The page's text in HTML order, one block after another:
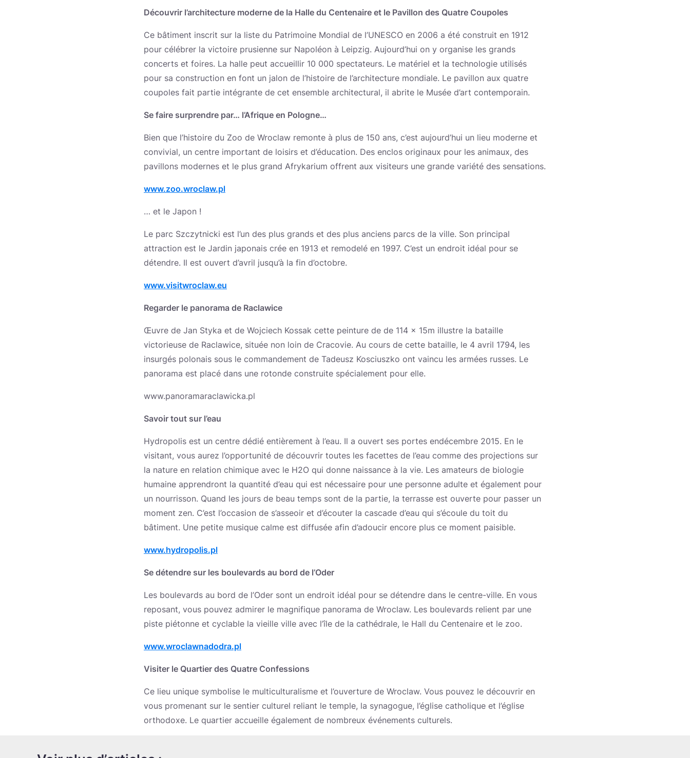
Découvrir l’architecture moderne de la Halle du Centenaire et le Pavillon des Quatre Coupoles
Ce bâtiment inscrit sur la liste du Patrimoine Mondial de l’UNESCO en 2006 a été construit en 1912
pour célébrer la victoire prusienne sur Napoléon à Leipzig. Aujourd’hui on y organise les grands
concerts et foires. La halle peut accueillir 10 000 spectateurs. Le matériel et la technologie utilisés
pour sa construction en font un jalon de l’histoire de l’architecture mondiale. Le pavillon aux quatre
coupoles fait partie intégrante de cet ensemble architectural, il abrite le Musée d’art contemporain.
Se faire surprendre par… l’Afrique en Pologne…
Bien que l’histoire du Zoo de Wroclaw remonte à plus de 150 ans, c’est aujourd’hui un lieu moderne et
convivial, un centre important de loisirs et d’éducation. Des enclos originaux pour les animaux, des
pavillons modernes et le plus grand Afrykarium offrent aux visiteurs une grande variété des sensations.
www.zoo.wroclaw.pl
… et le Japon !
Le parc Szczytnicki est l’un des plus grands et des plus anciens parcs de la ville. Son principal
attraction est le Jardin japonais crée en 1913 et remodelé en 1997. C’est un endroit idéal pour se
détendre. Il est ouvert d’avril jusqu’à la fin d’octobre.
www.visitwroclaw.eu
Regarder le panorama de Raclawice
Œuvre de Jan Styka et de Wojciech Kossak cette peinture de de 114 x 15m illustre la bataille
victorieuse de Raclawice, située non loin de Cracovie. Au cours de cette bataille, le 4 avril 1794, les
insurgés polonais sous le commandement de Tadeusz Kosciuszko ont vaincu les armées russes. Le
panorama est placé dans une rotonde construite spécialement pour elle.
www.panoramaraclawicka.pl
Savoir tout sur l’eau
Hydropolis est un centre dédié entièrement à l’eau. Il a ouvert ses portes endécembre 2015. En le
visitant, vous aurez l’opportunité de découvrir toutes les facettes de l’eau comme des projections sur
la nature en relation chimique avec le H2O qui donne naissance à la vie. Les amateurs de biologie
humaine apprendront la quantité d’eau qui est nécessaire pour une personne adulte et également pour
un nourrisson. Quand les jours de beau temps sont de la partie, la terrasse est ouverte pour passer un
moment zen. C’est l’occasion de s’asseoir et d’écouter la cascade d’eau qui s’écoule du toit du
bâtiment. Une petite musique calme est diffusée afin d’adoucir encore plus ce moment paisible.
www.hydropolis.pl
Se détendre sur les boulevards au bord de l’Oder
Les boulevards au bord de l’Oder sont un endroit idéal pour se détendre dans le centre-ville. En vous
reposant, vous pouvez admirer le magnifique panorama de Wroclaw. Les boulevards relient par une
piste piétonne et cyclable la vieille ville avec l’île de la cathédrale, le Hall du Centenaire et le zoo.
www.wroclawnadodra.pl
Visiter le Quartier des Quatre Confessions
Ce lieu unique symbolise le multiculturalisme et l’ouverture de Wroclaw. Vous pouvez le découvrir en
vous promenant sur le sentier culturel reliant le temple, la synagogue, l’église catholique et l’église
orthodoxe. Le quartier accueille également de nombreux événements culturels.